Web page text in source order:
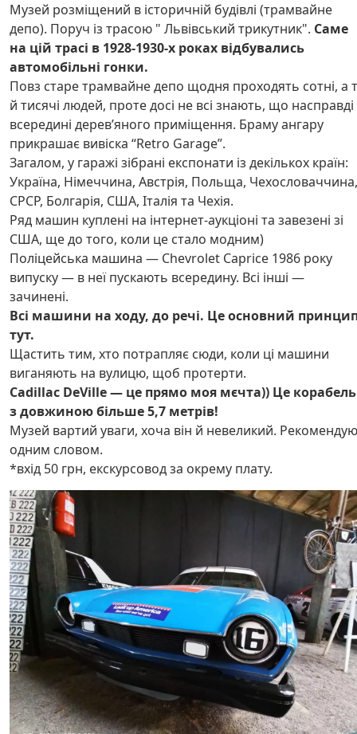
Музей розміщений в історичній будівлі (трамвайне
депо). Поруч із трасою " Львівський трикутник". Саме
на цій трасі в 1928-1930-х роках відбувались
автомобільні гонки.
Повз старе трамвайне депо щодня проходять сотні, а
й тисячі людей, проте досі не всі знають, що насправді
всередині дерев’яного приміщення. Браму ангару
прикрашає вивіска “Retro Garage”.
Загалом, у гаражі зібрані експонати із декількох країн:
Україна, Німеччина, Австрія, Польща, Чехословаччина,
СРСР, Болгарія, США, Італія та Чехія.
Ряд машин куплені на інтернет-аукціоні та завезені зі
США, ще до того, коли це стало модним)
Поліцейська машина — Chevrolet Caprice 1986 року
випуску — в неї пускають всередину. Всі інші —
зачинені.
Всі машини на ходу, до речі. Це основний
тут.
Щастить тим, хто потрапляє сюди, коли ці машини
виганяють на вулицю, щоб протерти.
Cadillac DeVille — це прямо моя мєчта)) Це корабель
з довжиною більше 5,7 метрів!
Музей вартий уваги, хоча він й невеликий. Рекомендую
одним словом.
*вхід 50 грн, екскурсовод за окрему плату.